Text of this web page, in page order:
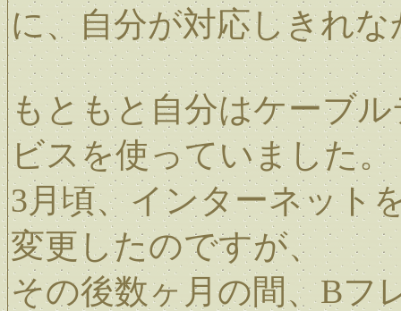
に、自分が対応しきれ
もともと自分はケーブ
ビスを使っていました。
3月頃、インターネット
変更したのですが、
その後数ヶ月の間、Bフ